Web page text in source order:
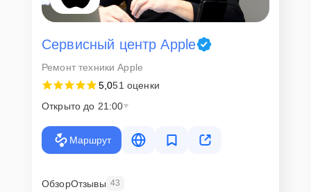
Сервисный центр Apple
Ремонт техники Apple
5,051 оценки
Открыто до 21:00
Маршрут
ОбзорОтзывы 43